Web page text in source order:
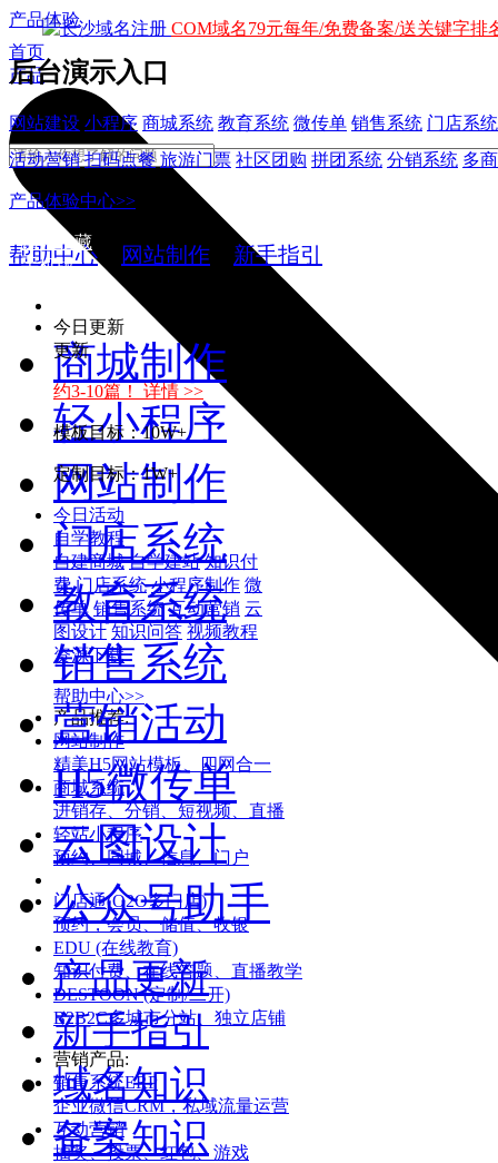
产品体验
后台演示入口
网站建设 小程序 商城系统 教育系统 微传单 销售系统 门店系统
活动营销 扫码点餐 旅游门票 社区团购 拼团系统 分销系统 多
产品体验中心>>
加入收藏
手机版
今日更新
更新
约3-10篇！ 详情 >>
模板目标：10W+
定制目标：1W+
今日活动
自学教程
自建商城 自学建站 知识付
费 门店系统 小程序制作 微
传单 销售系统 互动营销 云
图设计 知识问答 视频教程
资源下载
帮助中心>>
COM域名79元每年/免费备案/送关键字排
首页
产品
产品推荐:
网站制作
精美H5网站模板、四网合一
商城系统
进销存、分销、短视频、直播
轻站小程序
预约、同城、信息、门户
门店通(O2O多门店)
预约，会员、储值、收银
EDU (在线教育)
知识付费、在线答题、直播教学
DESTOON (定制/二开)
B2B2C多城市分站、独立店铺
营销产品:
销售系统ERP
企业微信CRM，私域流量运营
互动营销
抽奖、投票、红包、游戏
帮助中心 网站制作 新手指引
商城制作
轻小程序
网站制作
门店系统
教育系统
销售系统
营销活动
H5微传单
云图设计
公众号助手
产品更新
新手指引
域名知识
备案知识